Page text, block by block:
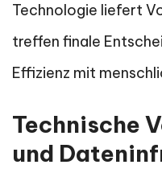
Technologie liefert
treffen finale
Effizienz mit
Technische
und